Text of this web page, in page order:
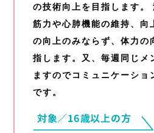
の技術向上を目指します。
筋力や心肺機能の維持、向
の向上のみならず、体力の
指します。又、毎週同じメ
ますのでコミュニケーショ
です。